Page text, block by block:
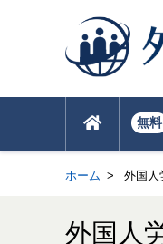
無料
ホーム 外国人
外国人